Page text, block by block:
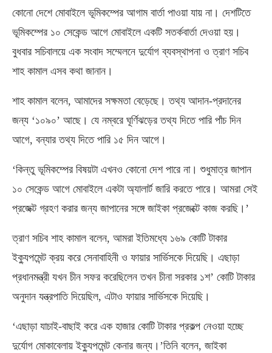
কোনো দেশে মোবাইলে ভূমিকম্পের আগাম বার্তা পাওয়া যায় না। দেশটিতে
ভূমিকম্পের ১০ সেকেন্ড আগে মোবাইলে একটি সতর্কবার্তা দেওয়া হয়।
বুধবার সচিবালয়ে এক সংবাদ সম্মেলনে দুর্যোগ ব্যবস্থাপনা ও ত্রাণ সচিব
শাহ কামাল এসব কথা জানান।
শাহ কামাল বলেন, আমাদের সক্ষমতা বেড়েছে। তথ্য আদান-প্রদানের
জন্য ‘১০৯০’ আছে। যে নম্বরে ঘূর্ণিঝড়ের তথ্য দিতে পারি পাঁচ দিন
আগে, বন্যার তথ্য দিতে পারি ১৫ দিন আগে।
‘কিন্তু ভূমিকম্পের বিষয়টা এখনও কোনো দেশ পারে না। শুধুমাত্র জাপান
১০ সেকেন্ড আগে মোবাইলে একটা অ্যালার্ট জারি করতে পারে। আমরা সেই
প্রজেক্ট গ্রহণ করার জন্য জাপানের সঙ্গে জাইকা প্রজেক্টে কাজ করছি।’
ত্রাণ সচিব শাহ কামাল বলেন, আমরা ইতিমধ্যে ১৬৯ কোটি টাকার
ইক্যুপমেন্ট ক্রয় করে সেনাবাহিনী ও ফায়ার সার্ভিসকে দিয়েছি। এছাড়া
প্রধানমন্ত্রী যখন চীন সফর করেছিলেন তখন চীনা সরকার ১শ’ কোটি টাকার
অনুদান যন্ত্রপাতি দিয়েছিল, এটাও ফায়ার সার্ভিসকে দিয়েছি।
‘এছাড়া যাচাই-বাছাই করে এক হাজার কোটি টাকার প্রকল্প নেওয়া হচ্ছে
দুর্যোগ মোকাবেলায় ইক্যুপমেন্ট কেনার জন্য।’তিনি বলেন, জাইকা